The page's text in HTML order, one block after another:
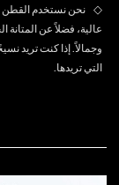
◇
عالية، فضلاً عن المتانة
وجمالاً. إذا كنت تريد
التي تريدها.